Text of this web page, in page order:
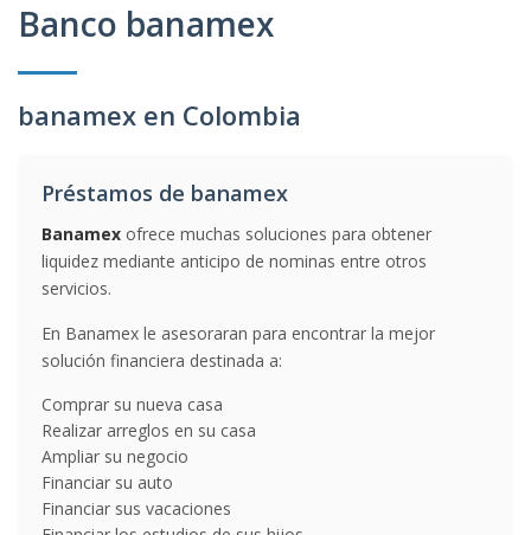
Banco banamex
banamex en Colombia
Préstamos de banamex
Banamex ofrece muchas soluciones para obtener
liquidez mediante anticipo de nominas entre otros
servicios.
En Banamex le asesoraran para encontrar la mejor
solución financiera destinada a:
Comprar su nueva casa
Realizar arreglos en su casa
Ampliar su negocio
Financiar su auto
Financiar sus vacaciones